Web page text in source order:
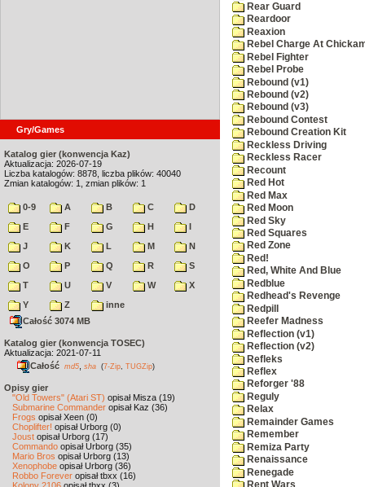
Gry/Games
Katalog gier (konwencja Kaz)
Aktualizacja: 2026-07-19
Liczba katalogów: 8878, liczba plików: 40040
Zmian katalogów: 1, zmian plików: 1
0-9 A B C
D
E
F G H
I
J
K L M
N
O
P Q R
S
T
U V W
X
Y
Z
inne
Całość 3074 MB
Katalog gier (konwencja TOSEC)
Aktualizacja: 2021-07-11
Całość md5 sha (7-Zip TUGZip)
Opisy gier
"Old Towers" (Atari ST) opisał Misza (19)
Submarine Commander opisał Kaz (36)
Frogs opisał Xeen (0)
Choplifter! opisał Urborg (0)
Joust opisał Urborg (17)
Commando opisał Urborg (35)
Mario Bros opisał Urborg (13)
Xenophobe opisał Urborg (36)
Robbo Forever opisał tbxx (16)
Rear Guard
Reardoor
Reaxion
Rebel Charge At
Rebel Fighter
Rebel Probe
Rebound (v1)
Rebound (v2)
Rebound (v3)
Rebound Contest
Rebound Creation Kit
Reckless Driving
Reckless Racer
Recount
Red Hot
Red Max
Red Moon
Red Sky
Red Squares
Red Zone
Red!
Red, White And Blue
Redblue
Redhead's Revenge
Redpill
Reefer Madness
Reflection (v1)
Reflection (v2)
Refleks
Reflex
Reforger '88
Reguly
Relax
Remainder Games
Remember
Remiza Party
Renaissance
Renegade
Rent Wars